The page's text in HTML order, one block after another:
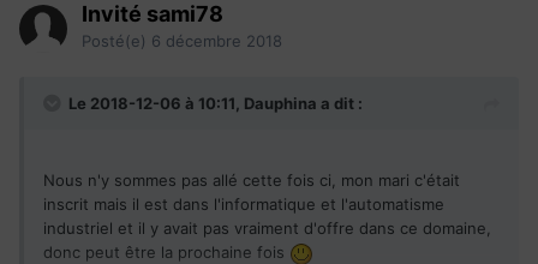
Invité sami78
Posté(e) 6 décembre 2018
Le 2018-12-06 à 10:11, Dauphina a dit :
Nous n'y sommes pas allé cette fois ci, mon mari c'était
inscrit mais il est dans l'informatique et l'automatisme
industriel et il y avait pas vraiment d'offre dans ce domaine,
donc peut être la prochaine fois